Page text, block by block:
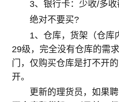
3、银行卡：少收/多收
绝对不要买?
1、仓库，货架（仓库
29级，完全没有仓库的需
门，仅购买仓库是打不开
开。
更新的理货员，如果